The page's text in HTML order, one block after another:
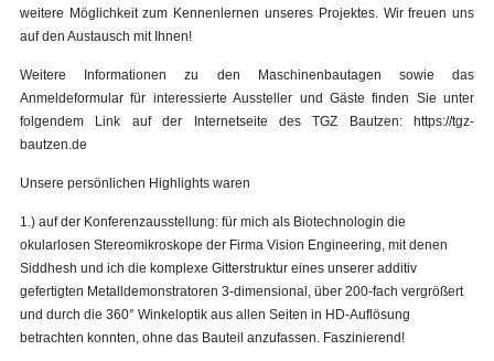
weitere Möglichkeit zum Kennenlernen unseres Projektes. Wir freuen uns
auf den Austausch mit Ihnen!
Weitere Informationen zu den Maschinenbautagen sowie das
Anmeldeformular für interessierte Aussteller und Gäste finden Sie unter
folgendem Link auf der Internetseite des TGZ Bautzen: https://tgz-
bautzen.de
Unsere persönlichen Highlights waren
1.) auf der Konferenzausstellung: für mich als Biotechnologin die
okularlosen Stereomikroskope der Firma Vision Engineering, mit denen
Siddhesh und ich die komplexe Gitterstruktur eines unserer additiv
gefertigten Metalldemonstratoren 3-dimensional, über 200-fach vergrößert
und durch die 360° Winkeloptik aus allen Seiten in HD-Auflösung
betrachten konnten, ohne das Bauteil anzufassen. Faszinierend!